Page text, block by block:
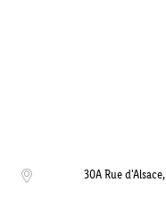
30A Rue d'Alsace,